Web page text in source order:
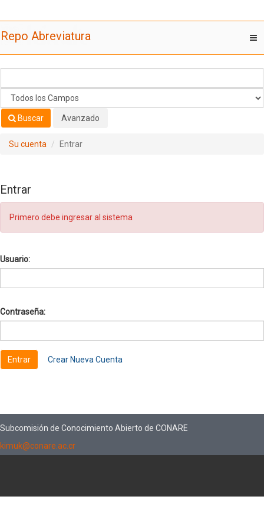
Repo Abreviatura
Buscar Avanzado
Su cuenta Entrar
Entrar
Primero debe ingresar al sistema
Usuario:
Contraseña:
Crear Nueva Cuenta
Subcomisión de Conocimiento Abierto de CONARE
kimuk@conare.ac.cr